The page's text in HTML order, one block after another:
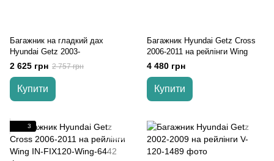
Багажник на гладкий дах
Hyundai Getz 2003-
2 625 грн 2 757 грн
Купити
Багажник Hyundai Getz Cross
2006-2011 на рейлінги Wing
4 480 грн
Купити
3